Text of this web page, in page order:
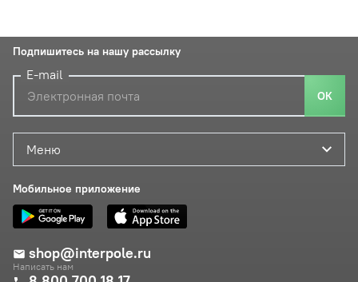
Меню
Мобильное приложение
shop@interpole.ru
Написать нам
Подпишитесь на нашу рассылку
E-mail
ОК